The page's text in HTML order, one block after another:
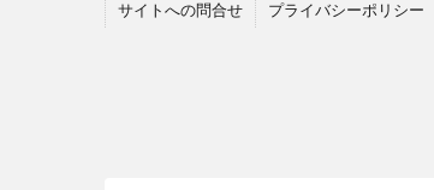
サイトへの問合せ プライバシーポリシー